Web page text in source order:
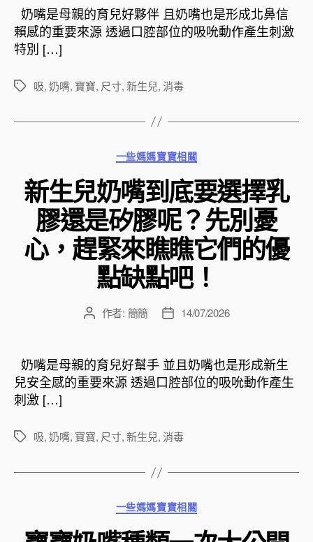
者
佈
日
期
奶嘴是母親的育兒好夥伴 且奶嘴也是形成北鼻信
賴感的重要來源 透過口腔部位的吸吮動作產生刺激
特別 […]
標
吸,奶嘴, 寶寶, 尺寸,新生兒,消毒
分
類
一些媽媽寶寶相關
新生兒奶嘴到底要選擇乳
膠還是矽膠呢？先別憂
心，趕緊來瞧瞧它們的優
點缺點吧！
文
者
作者: 簡簡
文
佈
日
期
14/07/2026
奶嘴是母親的育兒好幫手 並且奶嘴也是形成新生
兒安全感的重要來源 透過口腔部位的吸吮動作產生
刺激 […]
標
吸,奶嘴, 寶寶, 尺寸,新生兒,消毒
分
類
一些媽媽寶寶相關